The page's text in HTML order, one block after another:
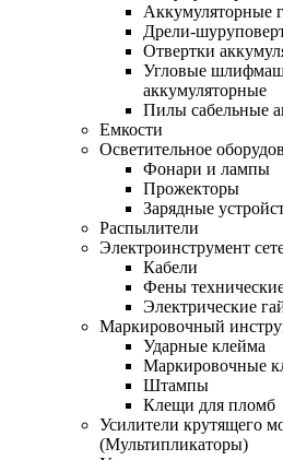
Аккумуляторные
Дрели-
Отвертки
Угловые
аккумуляторные
Пилы сабельные
Емкости
Осветительное
Фонари и лампы
Прожекторы
Зарядные
Распылители
Электроинструмент
Кабели
Фены
Электрические
Маркировочный
Ударные клейма
Маркировочные
Штампы
Клещи для пломб
Усилители крутящего
(Мультипликаторы)